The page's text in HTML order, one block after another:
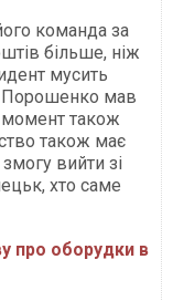
команда за
більше, ніж
мусить
Порошенко мав
момент також
також має
вийти зі
хто саме
про оборудки в